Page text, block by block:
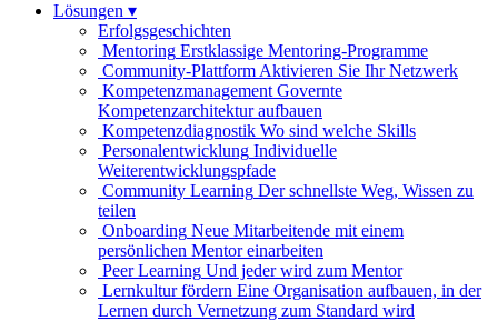
Lösungen ▾
Erfolgsgeschichten
Mentoring Erstklassige Mentoring-Programme
Community-Plattform Aktivieren Sie Ihr Netzwerk
Kompetenzmanagement Governte
Kompetenzarchitektur aufbauen
Kompetenzdiagnostik Wo sind welche Skills
Personalentwicklung Individuelle
Weiterentwicklungspfade
Community Learning Der schnellste Weg, Wissen zu
teilen
Onboarding Neue Mitarbeitende mit einem
persönlichen Mentor einarbeiten
Peer Learning Und jeder wird zum Mentor
Lernkultur fördern Eine Organisation aufbauen, in der
Lernen durch Vernetzung zum Standard wird